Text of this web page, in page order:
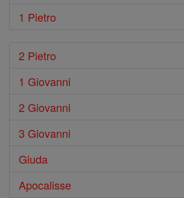
1 Pietro
2 Pietro
1 Giovanni
2 Giovanni
3 Giovanni
Giuda
Apocalisse